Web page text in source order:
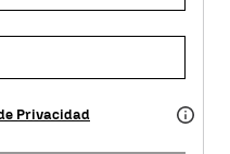
Privacidad